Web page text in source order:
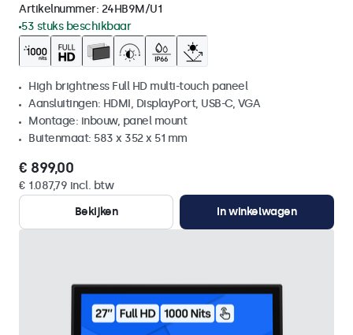
Artikelnummer: 24HB9M/U1
53 stuks beschikbaar
High brightness Full HD multi-touch paneel
Aansluitingen: HDMI, DisplayPort, USB-C, VGA
Montage: inbouw, panel mount
Buitenmaat: 583 x 352 x 51 mm
€ 899,00
€ 1.087,79 incl. btw
Bekijken
In winkelwagen